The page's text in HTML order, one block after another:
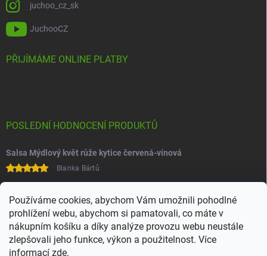
Používáme cookies, abychom Vám umožnili pohodlné
prohlížení webu, abychom si pamatovali, co máte v
nákupním košíku a díky analýze provozu webu neustále
zlepšovali jeho funkce, výkon a použitelnost. Více
informací zde.
juchoo_cz_sk
JuchooCZ
PŘIJÍMÁME ONLINE PLATBY
POSLEDNÍ HODNOCENÍ PRODUKTŮ
Salsa Mýdlový květ růže kytice červená-vínová
Blanka Bártů